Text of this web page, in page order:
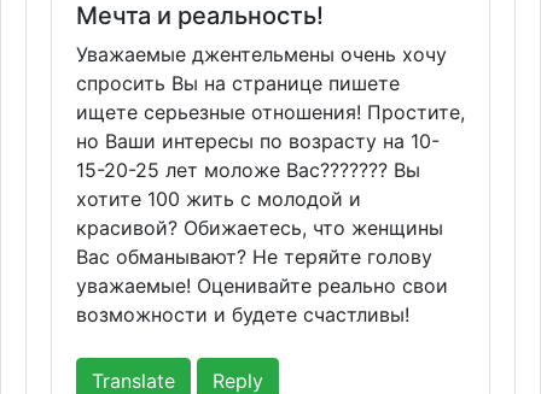
Мечта и реальность!
Уважаемые джентельмены очень хочу
спросить Вы на странице пишете
ищете серьезные отношения! Простите,
но Ваши интересы по возрасту на 10-
15-20-25 лет моложе Вас??????? Вы
хотите 100 жить с молодой и
красивой? Обижаетесь, что женщины
Вас обманывают? Не теряйте голову
уважаемые! Оценивайте реально свои
возможности и будете счастливы!
Translate Reply